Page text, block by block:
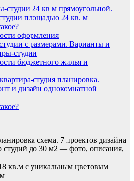
студии 24 кв м прямоугольной.
площадью 24 кв. м
оформления
с размерами. Варианты и
студии
бюджетного жилья и
студия планировка.
и дизайн однокомнатной
схема. 7 проектов дизайна
студий до 30 м2 — фото, описания,
кв.м с уникальным цветовым